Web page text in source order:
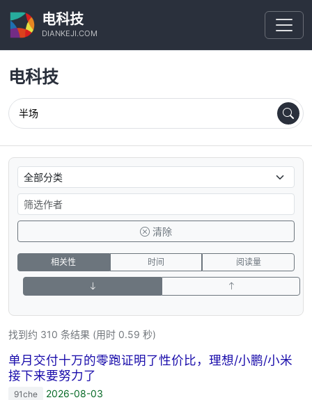
电科技
DIANKEJI.COM
电科技
清除
相关性 时间 阅读量
找到约 310 条结果 (用时 0.59 秒)
单月交付十万的零跑证明了性价比，理想/小鹏/小米
接下来要努力了
91che 2026-08-03